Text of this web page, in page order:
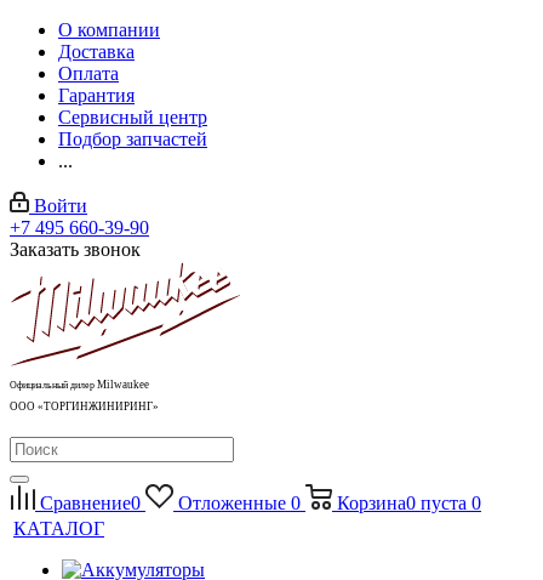
О компании
Доставка
Оплата
Гарантия
Сервисный центр
Подбор запчастей
...
Войти
+7 495 660-39-90
Заказать звонок
Официальный дилер Milwaukee
ООО «ТОРГИНЖИНИРИНГ»
Сравнение0 Отложенные 0 Корзина0 пуста 0
КАТАЛОГ